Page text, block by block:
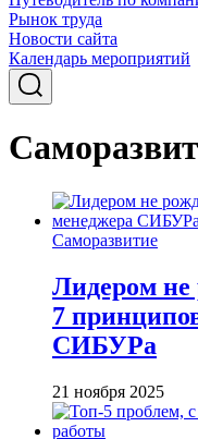
Рынок труда
Новости сайта
Календарь мероприятий
Саморазвитие
Лидером не
7
СИБУРа
21 ноября 2025